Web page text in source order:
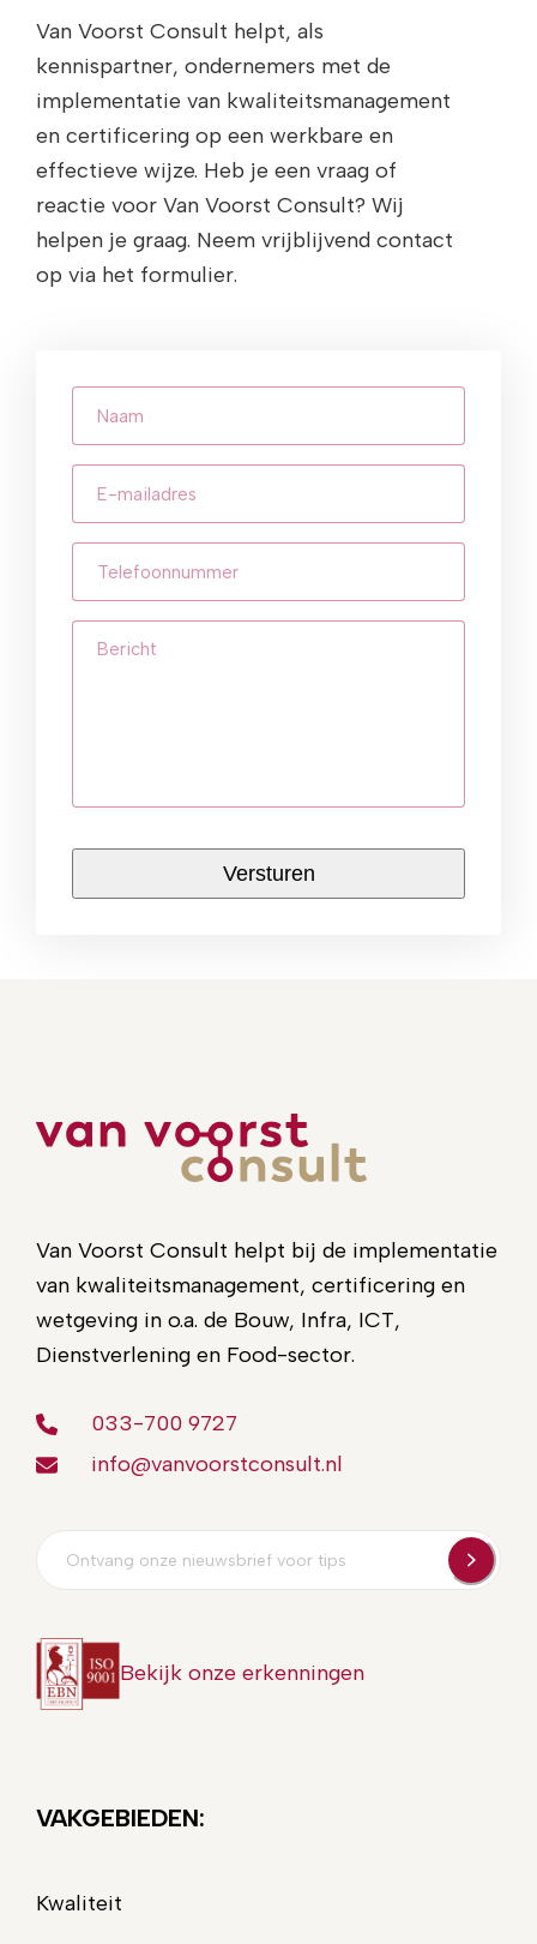
Van Voorst Consult helpt, als
kennispartner, ondernemers met de
implementatie van kwaliteitsmanagement
en certificering op een werkbare en
effectieve wijze. Heb je een vraag of
reactie voor Van Voorst Consult? Wij
helpen je graag. Neem vrijblijvend contact
op via het formulier.
mailadres
Telefoonnummer
Bericht
CAPTCHA
Van Voorst Consult helpt bij de implementatie
van kwaliteitsmanagement, certificering en
wetgeving in o.a. de Bouw, Infra, ICT,
Dienstverlening en Food-sector.
033-700 9727
info@vanvoorstconsult.nl
Bekijk onze erkenningen
VAKGEBIEDEN:
Kwaliteit